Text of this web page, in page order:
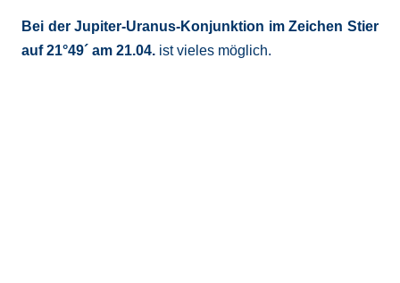
Bei der Jupiter-Uranus-Konjunktion im Zeichen Stier
auf 21°49´ am 21.04. ist vieles möglich.